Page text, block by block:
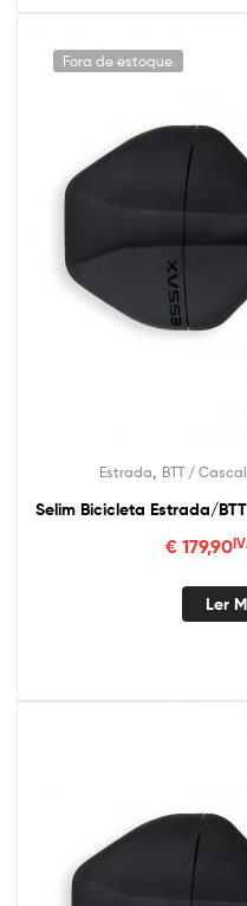
Fora de estoque
Estrada BTT /
Selim Bicicleta Estrada/
€179,90
Ler